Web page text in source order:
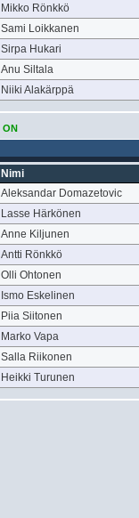
Mikko Rönkkö
Sami Loikkanen
Sirpa Hukari
Anu Siltala
Niiki Alakärppä
ON
Nimi
Aleksandar Domazetovic
Lasse Härkönen
Anne Kiljunen
Antti Rönkkö
Olli Ohtonen
Ismo Eskelinen
Piia Siitonen
Marko Vapa
Salla Riikonen
Heikki Turunen